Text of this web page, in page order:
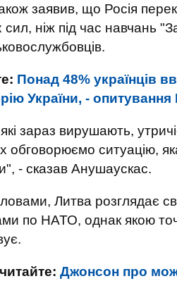
заявив, що Росія
ніж під час навчань
Понад 48% українців
України, - опитування
зараз вирушають,
обговорюємо ситуацію,
- сказав Анушаускас.
Литва розглядає
по НАТО, однак якою
Джонсон про